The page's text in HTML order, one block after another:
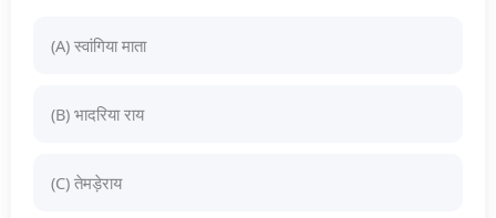
(A) स्वांगिया माता
(B) भादरिया राय
(C) तेमड़ेराय